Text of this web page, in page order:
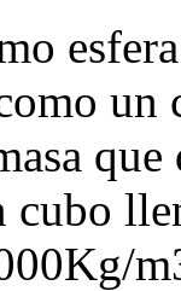
un
que
cubo